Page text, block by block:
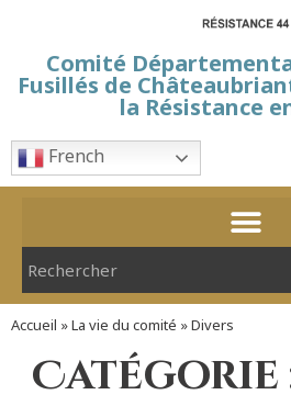
Comité
Fusillés de
la Résistance
French
Accueil »La vie du comité »Divers
Catégorie